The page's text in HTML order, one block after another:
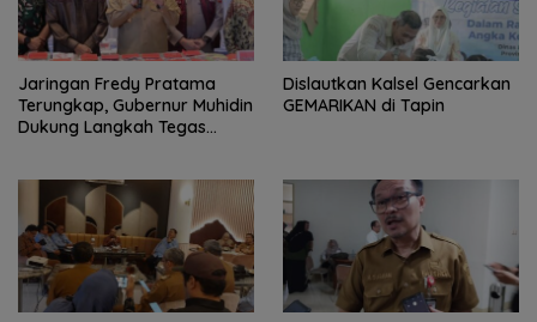
Jaringan Fredy Pratama
Terungkap, Gubernur Muhidin
Dukung Langkah Tegas
Dislautkan Kalsel Gencarkan
GEMARIKAN di Tapin